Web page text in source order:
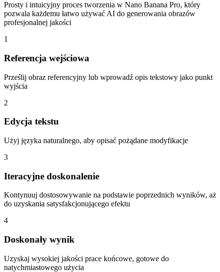
Prosty i intuicyjny proces tworzenia w Nano Banana Pro, który
pozwala każdemu łatwo używać AI do generowania obrazów
profesjonalnej jakości
1
Referencja wejściowa
Prześlij obraz referencyjny lub wprowadź opis tekstowy jako punkt
wyjścia
2
Edycja tekstu
Użyj języka naturalnego, aby opisać pożądane modyfikacje
3
Iteracyjne doskonalenie
Kontynuuj dostosowywanie na podstawie poprzednich wyników, aż
do uzyskania satysfakcjonującego efektu
4
Doskonały wynik
Uzyskaj wysokiej jakości prace końcowe, gotowe do
natychmiastowego użycia